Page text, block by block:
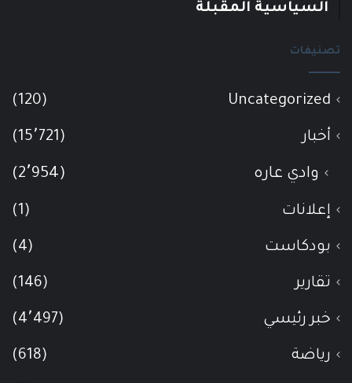
السياسية المقبلة
تصنيفات
Uncategorized
(120)
أخبار (15٬721)
وادي عاره (2٬954)
إعلانات (1)
بودكاست (4)
تقارير (146)
خبر رئيسي (4٬497)
رياضة (618)